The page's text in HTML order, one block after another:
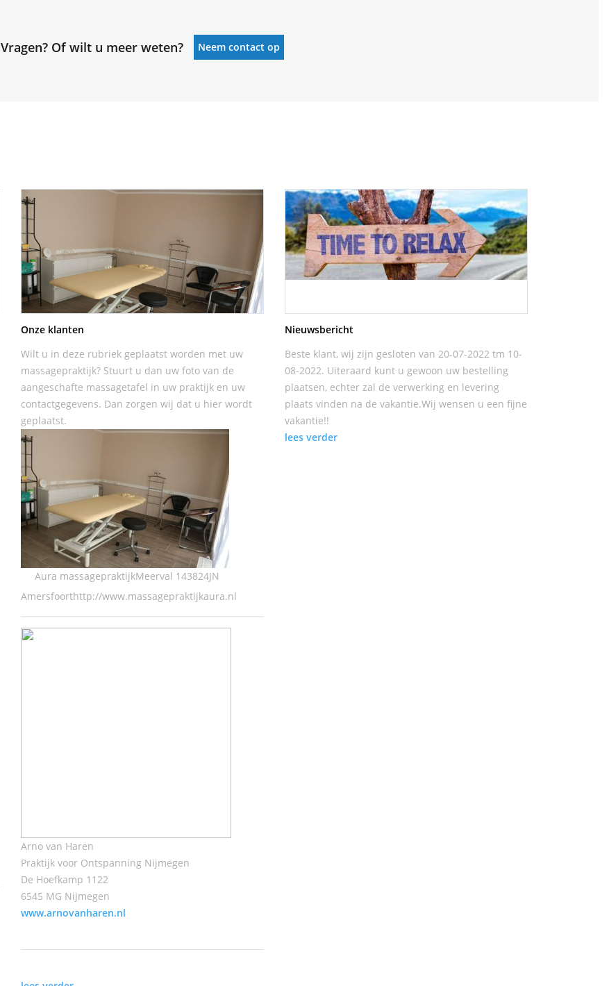
Vragen? Of wilt u meer weten? Neem contact op
Onze klanten
Wilt u in deze rubriek geplaatst worden met uw
massagepraktijk? Stuurt u dan uw foto van de
aangeschafte massagetafel in uw praktijk en uw
contactgegevens. Dan zorgen wij dat u hier wordt
geplaatst.
Aura massagepraktijkMeerval 143824JN
Amersfoorthttp://www.massagepraktijkaura.nl
Arno van Haren
Praktijk voor Ontspanning Nijmegen
De Hoefkamp 1122
6545 MG Nijmegen
www.arnovanharen.nl
Nieuwsbericht
Beste klant, wij zijn gesloten van 20-07-2022 tm 10-
08-2022. Uiteraard kunt u gewoon uw bestelling
plaatsen, echter zal de verwerking en levering
plaats vinden na de vakantie.Wij wensen u een fijne
vakantie!!
lees verder